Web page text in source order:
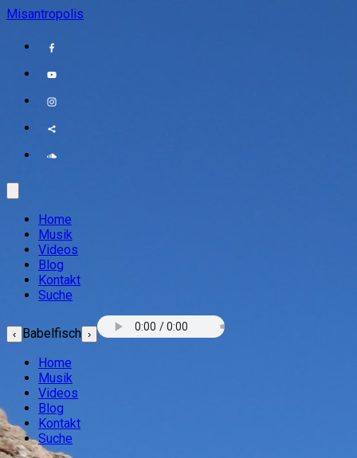
Misantropolis
Home
Musik
Videos
Blog
Kontakt
Suche
‹ Babelfisch ›
Home
Musik
Videos
Blog
Kontakt
Suche